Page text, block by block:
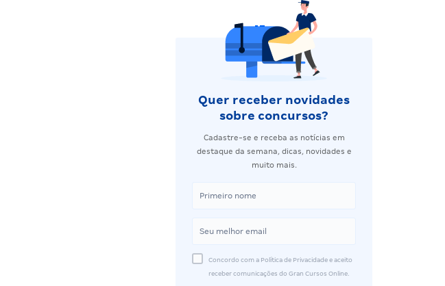
Quer receber novidades
sobre concursos?
Cadastre-se e receba as notícias em
destaque da semana, dicas, novidades e
muito mais.
Concordo com a Política de Privacidade e aceito
receber comunicações do Gran Cursos Online.